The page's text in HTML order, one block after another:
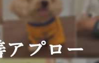
プロー